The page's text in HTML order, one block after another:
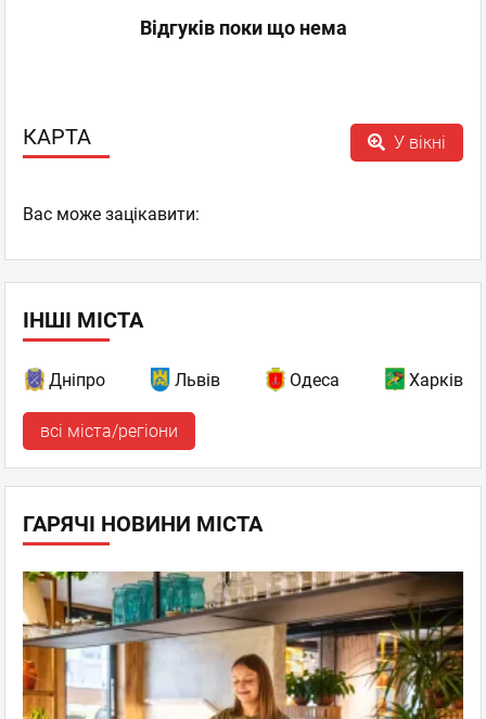
Відгуків поки що нема
КАРТА У вікні
Вас може зацікавити:
ІНШІ МІСТА
Дніпро Львів Одеса Харків
всі міста/регіони
ГАРЯЧІ НОВИНИ МІСТА